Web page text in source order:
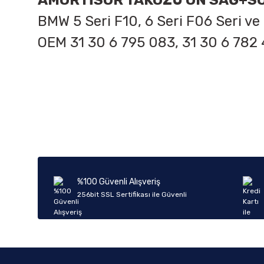
BMW 5 Seri F10, 6 Seri F06 Seri
OEM 31 30 6 795 083, 31 30 6 782
Ürün fiyatı diğer sitelerden daha pahalı.
Bu ürüne benzer farklı alternatifler olmalı.
%100 Güvenli Alışveriş
256bit SSL Sertifikası ile Güvenli